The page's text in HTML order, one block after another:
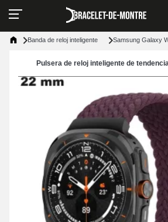
Banda de reloj inteligente Samsung Galaxy
Pulsera de reloj inteligente de